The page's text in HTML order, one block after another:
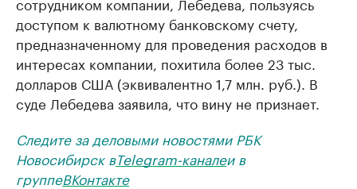
доступом к валютному банковскому счету,
предназначенному для проведения расходов в
интересах компании, похитила более 23 тыс.
долларов США (эквивалентно 1,7 млн. руб.). В
суде Лебедева заявила, что вину не признает.
Следите за деловыми новостями РБК
Новосибирск вTelegram-каналеи в
группеВКонтакте